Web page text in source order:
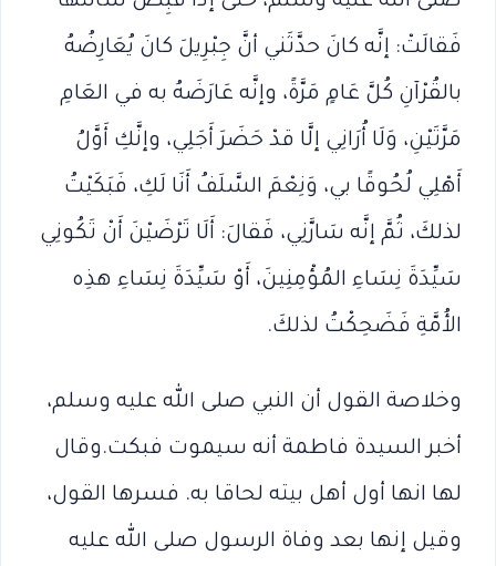
فَقالَتْ: إنَّه كانَ حدَّثَني أنَّ جِبْرِيلَ كانَ يُعَارِضُهُ
بالقُرْآنِ كُلَّ عَامٍ مَرَّةً، وإنَّه عَارَضَهُ به في العَامِ
مَرَّتَيْنِ، وَلَا أُرَانِي إلَّا قدْ حَضَرَ أَجَلِي، وإنَّكِ أَوَّلُ
أَهْلِي لُحُوقًا بي، وَنِعْمَ السَّلَفُ أَنَا لَكِ، فَبَكَيْتُ
لذلكَ، ثُمَّ إنَّه سَارَّنِي، فَقالَ: أَلَا تَرْضَيْنَ أَنْ تَكُونِي
سَيِّدَةَ نِسَاءِ المُؤْمِنِينَ، أَوْ سَيِّدَةَ نِسَاءِ هذِه
الأُمَّةِ فَضَحِكْتُ لذلكَ.
وخلاصة القول أن النبي صلى الله عليه وسلم،
أخبر السيدة فاطمة أنه سيموت فبكت.وقال
لها انها أول أهل بيته لحاقا به. فسرها القول،
وقيل إنها بعد وفاة الرسول صلى الله عليه